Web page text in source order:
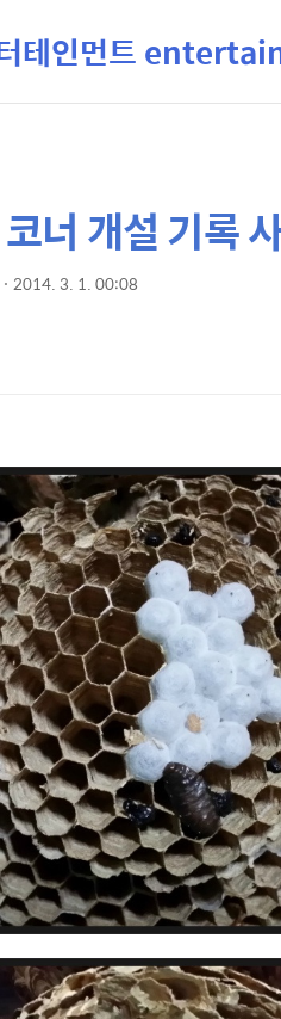
테인먼트
너 개설 기록
2014. 3. 1. 00:08